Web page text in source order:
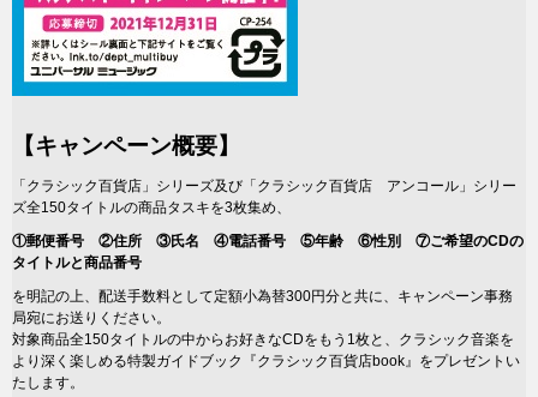
【キャンペーン概要】
「クラシック百貨店」シリーズ及び「クラシック百貨店 アンコール」シリー
ズ全150タイトルの商品タスキを3枚集め、
①郵便番号 ②住所 ③氏名 ④電話番号 ⑤年齢 ⑥性別 ⑦ご希望のCDの
タイトルと商品番号
を明記の上、配送手数料として定額小為替300円分と共に、キャンペーン事務
局宛にお送りください。
対象商品全150タイトルの中からお好きなCDをもう1枚と、クラシック音楽を
より深く楽しめる特製ガイドブック『クラシック百貨店book』をプレゼントい
たします。